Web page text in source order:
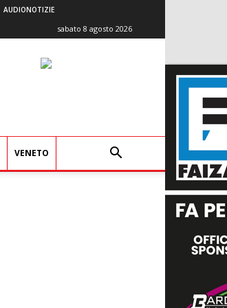
AUDIONOTIZIE
sabato 8 agosto 2026
VENETO